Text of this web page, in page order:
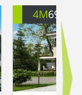
после
этажа
спальни,
выбрать
санузла
большие
4M694B